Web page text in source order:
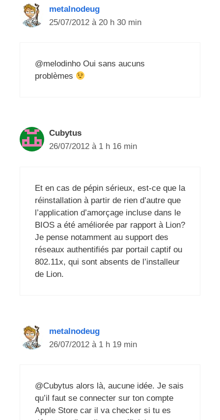
metalnodeug
25/07/2012 à 20 h 30 min
@melodinho Oui sans aucuns
problèmes
Cubytus
26/07/2012 à 1 h 16 min
Et en cas de pépin sérieux, est-ce que la
réinstallation à partir de rien d’autre que
l’application d’amorçage incluse dans le
BIOS a été améliorée par rapport à Lion?
Je pense notamment au support des
réseaux authentifiés par portail captif ou
802.11x, qui sont absents de l’installeur
de Lion.
metalnodeug
26/07/2012 à 1 h 19 min
@Cubytus alors là, aucune idée. Je sais
qu’il faut se connecter sur ton compte
Apple Store car il va checker si tu es